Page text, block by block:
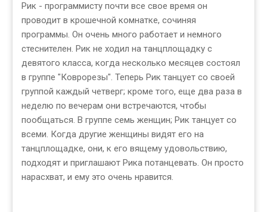
Рик - программисту почти все свое время он
проводит в крошечной комнатке, сочиняя
программы. Он очень много работает и немного
стеснителен. Рик не ходил на танцплощадку с
девятого класса, когда несколько месяцев состоял
в группе "Коврорезы". Теперь Рик танцует со своей
группой каждый четверг; кроме того, еще два раза в
неделю по вечерам они встречаются, чтобы
пообщаться. В группе семь женщин; Рик танцует со
всеми. Когда другие женщины видят его на
танцплощадке, они, к его вящему удовольствию,
подходят и приглашают Рика потанцевать. Он просто
нарасхват, и ему это очень нравится.